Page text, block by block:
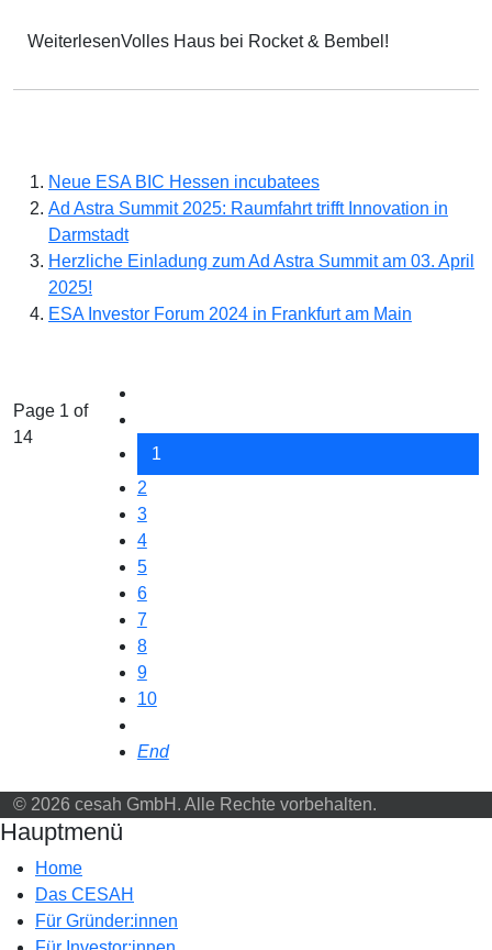
WeiterlesenVolles Haus bei Rocket & Bembel!
Neue ESA BIC Hessen incubatees
Ad Astra Summit 2025: Raumfahrt trifft Innovation in
Darmstadt
Herzliche Einladung zum Ad Astra Summit am 03. April
2025!
ESA Investor Forum 2024 in Frankfurt am Main
Page 1 of
14
1
2
3
4
5
6
7
8
9
10
End
© 2026 cesah GmbH. Alle Rechte vorbehalten.
Hauptmenü
Home
Das CESAH
Für Gründer:innen